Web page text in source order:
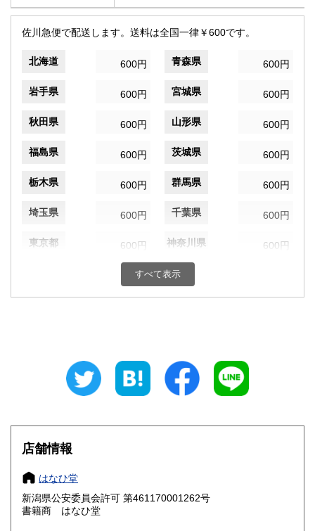
佐川急便で配送します。送料は全国一律￥600です。
北海道 600円 青森県 600円
岩手県 600円 宮城県 600円
秋田県 600円 山形県 600円
福島県 600円 茨城県 600円
栃木県 600円 群馬県 600円
埼玉県 600円 千葉県 600円
東京都 600円 神奈川県 600円
600円 富山県
静岡県
600円 三重県
滋賀県 600円 京都府 600円
大阪府
奈良県
鳥取県
すべて表示
店舗情報
はなひ堂
新潟県公安委員会許可 第461170001262号
書籍商 はなひ堂